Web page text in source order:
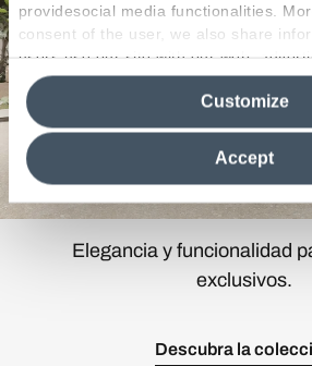
providesocial media functionalities.
consent of the user, we also share
users use our site with our web,
media analytics partners, who may
information in their possession. By
clicking on "Reject", it will be possible
the site after installing only technical
information see the
Cookie Policy
Accept
Customize
Elegancia y funcionalidad
exclusivos.
Descubra la